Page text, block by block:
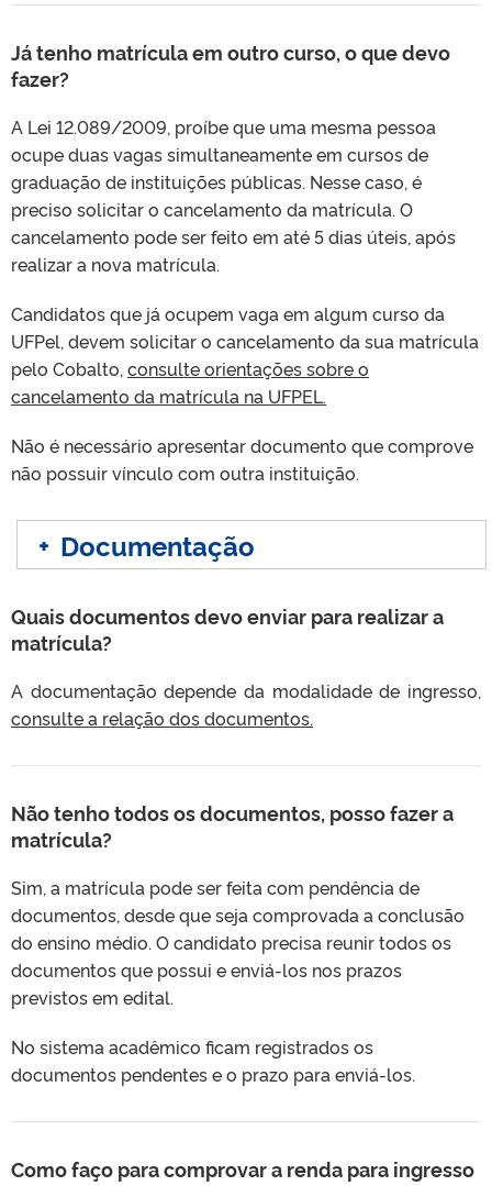
Já tenho matrícula em outro curso, o que devo
fazer?
A Lei 12.089/2009, proíbe que uma mesma pessoa
ocupe duas vagas simultaneamente em cursos de
graduação de instituições públicas. Nesse caso, é
preciso solicitar o cancelamento da matrícula. O
cancelamento pode ser feito em até 5 dias úteis, após
realizar a nova matrícula.
Candidatos que já ocupem vaga em algum curso da
UFPel, devem solicitar o cancelamento da sua matrícula
pelo Cobalto, consulte orientações sobre o
cancelamento da matrícula na UFPEL.
Não é necessário apresentar documento que comprove
não possuir vínculo com outra instituição.
+ Documentação
Quais documentos devo enviar para realizar a
matrícula?
A documentação depende da modalidade de ingresso,
consulte a relação dos documentos.
Não tenho todos os documentos, posso fazer a
matrícula?
Sim, a matrícula pode ser feita com pendência de
documentos, desde que seja comprovada a conclusão
do ensino médio. O candidato precisa reunir todos os
documentos que possui e enviá-los nos prazos
previstos em edital.
No sistema acadêmico ficam registrados os
documentos pendentes e o prazo para enviá-los.
Como faço para comprovar a renda para ingresso